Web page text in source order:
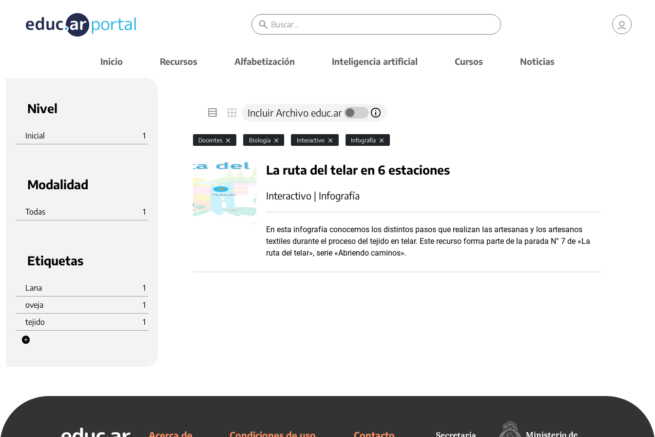
Inicio Recursos Alfabetización Inteligencia artificial Cursos Noticias
Nivel
Inicial 1
Modalidad
Todas 1
Etiquetas
Lana
1
oveja
1
tejido
1
Incluir Archivo educ.ar
Docentes Biología Interactivo Infografía
La ruta del telar en 6 estaciones
Interactivo | Infografía
En esta infografía conocemos los distintos pasos que realizan las artesanas y los artesanos
textiles durante el proceso del tejido en telar. Este recurso forma parte de la parada N° 7 de «La
ruta del telar», serie «Abriendo caminos».